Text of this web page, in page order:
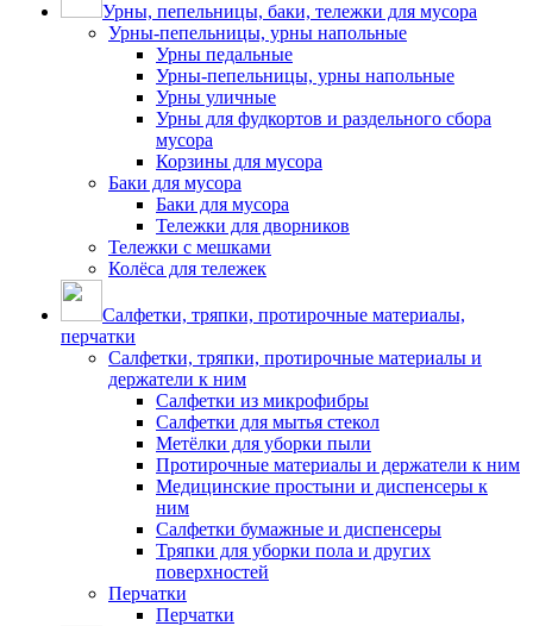
Урны, пепельницы, баки, тележки для мусора
Урны-пепельницы, урны напольные
Урны педальные
Урны-пепельницы, урны напольные
Урны уличные
Урны для фудкортов и раздельного сбора
мусора
Корзины для мусора
Баки для мусора
Баки для мусора
Тележки для дворников
Тележки с мешками
Колёса для тележек
Салфетки, тряпки, протирочные материалы,
перчатки
Салфетки, тряпки, протирочные материалы и
держатели к ним
Салфетки из микрофибры
Салфетки для мытья стекол
Метёлки для уборки пыли
Протирочные материалы и держатели к ним
Медицинские простыни и диспенсеры к
ним
Салфетки бумажные и диспенсеры
Тряпки для уборки пола и других
поверхностей
Перчатки
Перчатки